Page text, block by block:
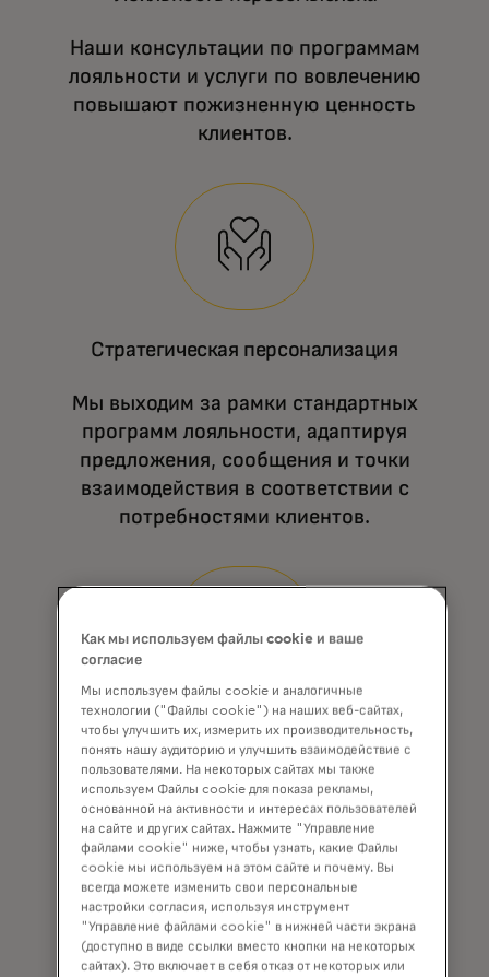
Мы помогаем углубить вовлеченность и
укрепить лояльность с помощью данных,
технологий и экспертных знаний.
Наши консультации по программам
лояльности и услуги по вовлечению
повышают пожизненную ценность
клиентов.
Стратегическая персонализация
Мы выходим за рамки стандартных
программ лояльности, адаптируя
предложения, сообщения и точки
взаимодействия в соответствии с
потребностями клиентов.
Управление жизненным циклом
Мы оптимизируем каждый этап
взаимодействия с клиентами, чтобы
максимально удовлетворить их
потребности и удержать их.
Как мы используем файлы cookie и ваше
согласие
Мы используем файлы cookie и аналогичные
технологии ("Файлы cookie") на наших веб-сайтах,
чтобы улучшить их, измерить их производительность,
понять нашу аудиторию и улучшить взаимодействие с
пользователями. На некоторых сайтах мы также
используем Файлы cookie для показа рекламы,
основанной на активности и интересах пользователей
на сайте и других сайтах. Нажмите "Управление
файлами cookie" ниже, чтобы узнать, какие Файлы
cookie мы используем на этом сайте и почему. Вы
всегда можете изменить свои персональные
настройки согласия, используя инструмент
"Управление файлами cookie" в нижней части экрана
(доступно в виде ссылки вместо кнопки на некоторых
сайтах). Это включает в себя отказ от некоторых или